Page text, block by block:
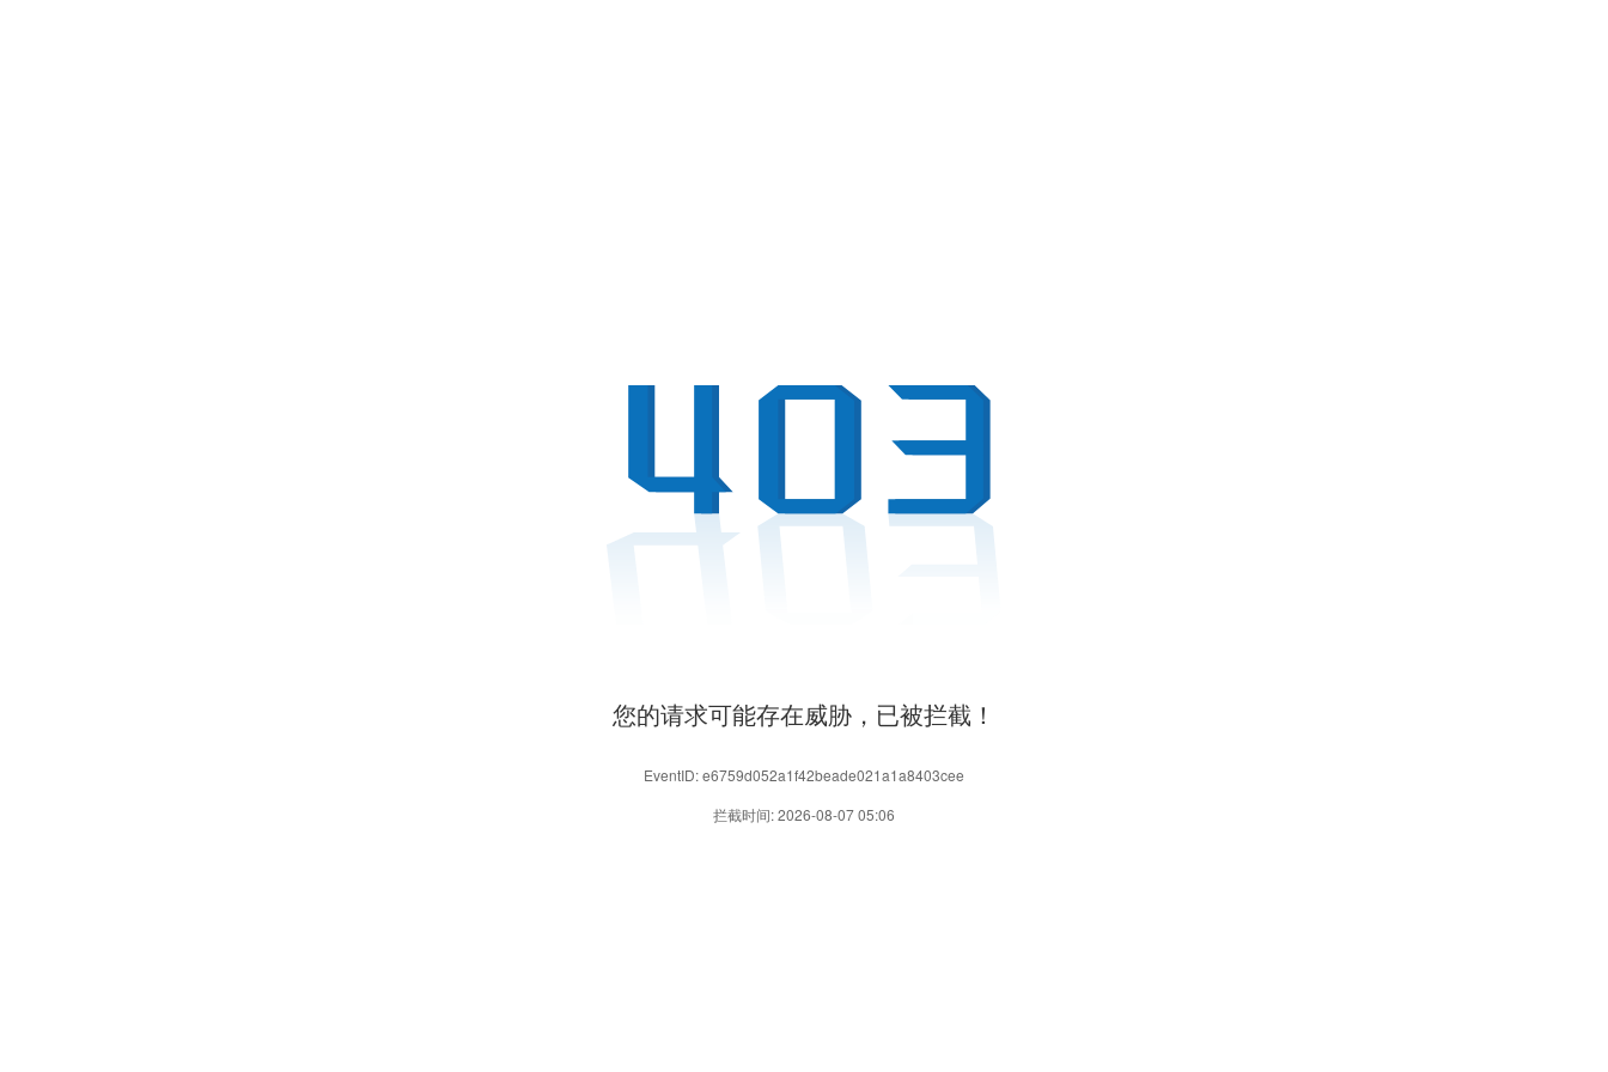
您的请求可能存在威胁，已被拦截！
EventID: e6759d052a1f42beade021a1a8403cee
拦截时间: 2026-08-07 05:06